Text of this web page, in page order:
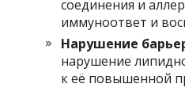
соединения и
иммуноответ и
Нарушение
нарушение
к её повышенной